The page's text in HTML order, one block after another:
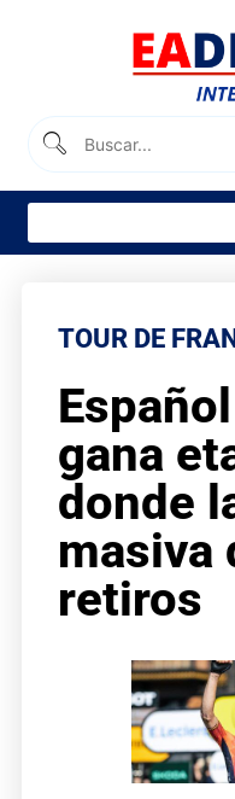
TOUR DE
gana
donde
masiva
retiros